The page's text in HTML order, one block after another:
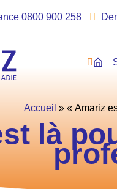
0800 900 258
Accueil » « Amariz
là